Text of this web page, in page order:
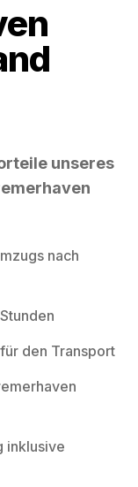
unseres
nach
den Transport
inklusive